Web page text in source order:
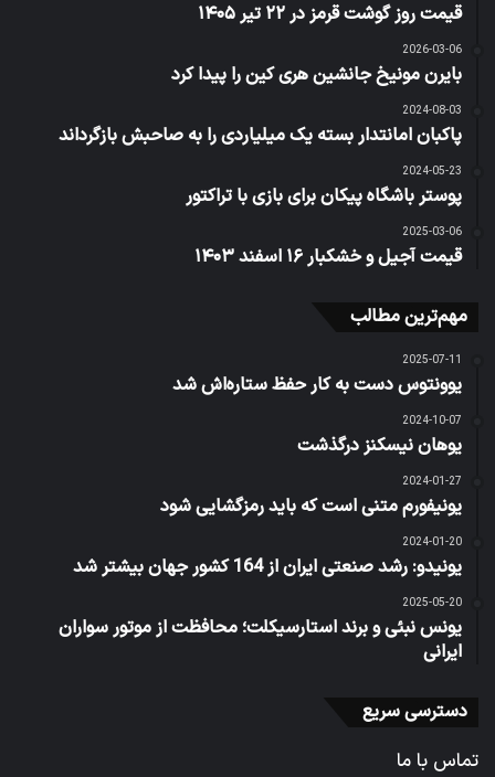
قیمت روز گوشت قرمز در ۲۲ تیر ۱۴۰۵
2026-03-06
بایرن مونیخ جانشین هری کین را پیدا کرد
2024-08-03
پاکبان امانتدار بسته یک میلیاردی را به صاحبش بازگرداند
2024-05-23
پوستر باشگاه پیکان برای بازی با تراکتور
2025-03-06
قیمت آجیل و خشکبار ۱۶ اسفند ۱۴۰۳
مهم‌ترین مطالب
2025-07-11
یوونتوس دست به کار حفظ ستاره‌اش شد
2024-10-07
یوهان نیسکنز درگذشت
2024-01-27
یونیفورم متنی است که باید رمزگشایی شود
2024-01-20
یونیدو: رشد صنعتی ایران از 164 کشور جهان بیشتر شد
2025-05-20
یونس نبئی و برند استارسیکلت؛ محافظت از موتور سواران
ایرانی
دسترسی سریع
تماس با ما